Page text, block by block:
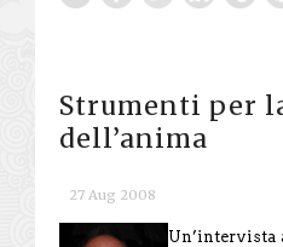
Strumenti per
dell’anima
27 Aug 2008
Un’intervista